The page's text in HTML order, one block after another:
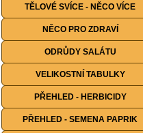
TĚLOVÉ SVÍCE - NĚCO VÍCE
NĚCO PRO ZDRAVÍ
ODRŮDY SALÁTU
VELIKOSTNÍ TABULKY
PŘEHLED - HERBICIDY
PŘEHLED - SEMENA PAPRIK